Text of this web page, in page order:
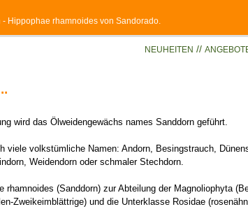
- Hippophae rhamnoides von Sandorado.
NEUHEITEN //
wird das Ölweidengewächs names Sanddorn geführt.
viele volkstümliche Namen: Andorn, Besingstrauch,
Weidendorn oder schmaler Stechdorn.
rhamnoides (Sanddorn) zur Abteilung der Magnoliophyta
Zweikeimblättrige) und die Unterklasse Rosidae